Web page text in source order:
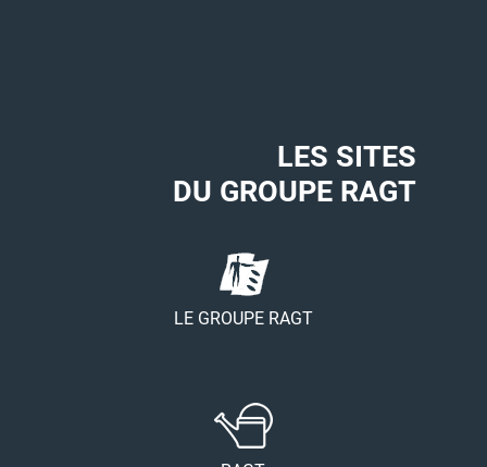
LES SITES
DU GROUPE RAGT
LE GROUPE RAGT